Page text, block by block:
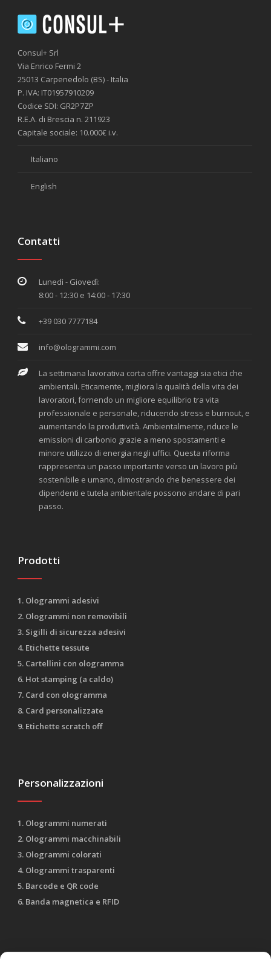
Consul+ Srl
Via Enrico Fermi 2
25013 Carpenedolo (BS) - Italia
P. IVA: IT01957910209
Codice SDI: GR2P7ZP
R.E.A. di Brescia n. 211923
Capitale sociale: 10.000€ i.v.
Italiano
English
Contatti
Lunedì - Giovedì:
8:00 - 12:30 e 14:00 - 17:30
+39 030 7777184
info@ologrammi.com
La settimana lavorativa corta offre vantaggi sia etici che
ambientali. Eticamente, migliora la qualità della vita dei
lavoratori, fornendo un migliore equilibrio tra vita
professionale e personale, riducendo stress e burnout, e
aumentando la produttività. Ambientalmente, riduce le
emissioni di carbonio grazie a meno spostamenti e
minore utilizzo di energia negli uffici. Questa riforma
rappresenta un passo importante verso un lavoro più
sostenibile e umano, dimostrando che benessere dei
dipendenti e tutela ambientale possono andare di pari
passo.
Prodotti
1. Ologrammi adesivi
2. Ologrammi non removibili
3. Sigilli di sicurezza adesivi
4. Etichette tessute
5. Cartellini con ologramma
6. Hot stamping (a caldo)
7. Card con ologramma
8. Card personalizzate
9. Etichette scratch off
Personalizzazioni
1. Ologrammi numerati
2. Ologrammi macchinabili
3. Ologrammi colorati
4. Ologrammi trasparenti
5. Barcode e QR code
6. Banda magnetica e RFID